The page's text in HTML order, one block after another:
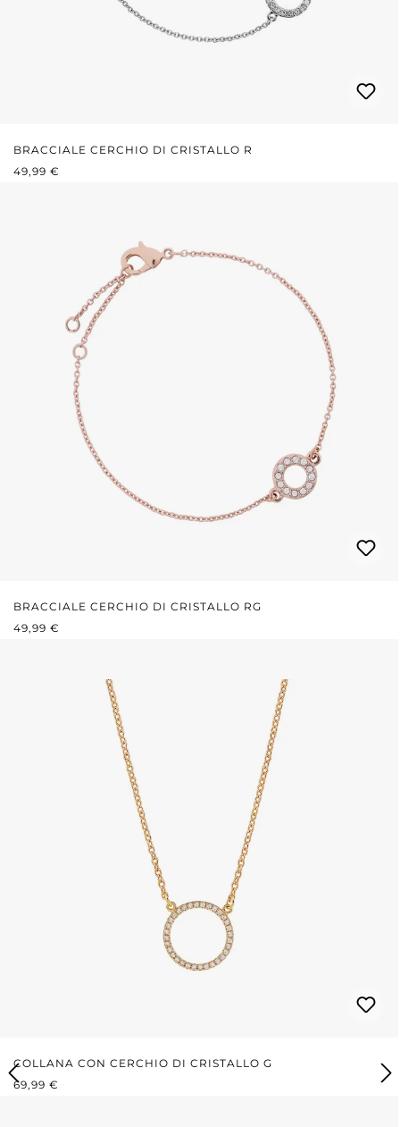
BRACCIALE CERCHIO DI CRISTALLO R
PREZZO NORMALE:
49,99 €
BRACCIALE CERCHIO DI CRISTALLO RG
PREZZO NORMALE:
49,99 €
COLLANA CON CERCHIO DI CRISTALLO G
PREZZO NORMALE:
69,99 €